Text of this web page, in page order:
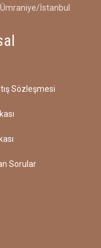
İstanbul
Sözleşmesi
Sorular